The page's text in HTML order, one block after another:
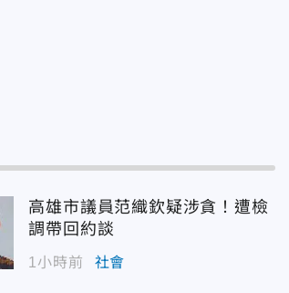
高雄市議員范織欽疑涉貪！遭檢
調帶回約談
1小時前 社會